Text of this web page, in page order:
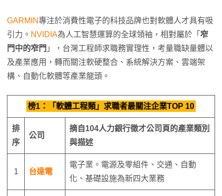
GARMIN專注於消費性電子的科技品牌也對軟體人才具有吸
引力。 NVIDIA為人工智慧運算的全球領袖，相對屬於「 窄
門中的窄門 」，台灣工程師求職務實理性，考量職缺量體以
及產業應用，轉而關注軟硬整合、系統解決方案、雲端架
構、自動化軟體等產業龍頭。
榜1：「軟體工程類」求職者最關注企業TOP 10
排
序
公司
摘自104人力銀行徵才公司頁的產業類別
與描述
1 台達電
電子業。電源及零組件、交通、自動
化、基礎設施為新四大業務